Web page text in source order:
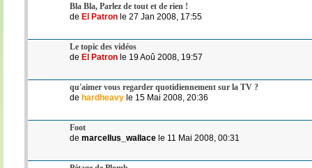
Bla Bla, Parlez de tout et de rien !
de El Patronle 27 Jan 2008, 17:55
Le topic des vidéos
de El Patronle 19 Aoû 2008, 19:57
qu'aimer vous regarder quotidiennement sur la TV ?
de hardheavyle 15 Mai 2008, 20:36
Foot
de marcellus_wallacele 11 Mai 2008, 00:31